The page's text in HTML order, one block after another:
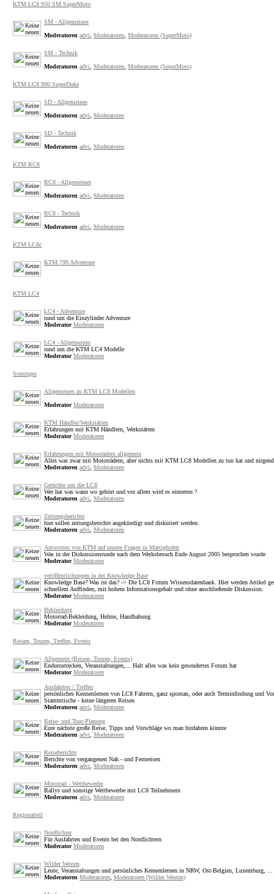
KTM LC8 950 SM SuperMoto
SM - Allgemeines
Moderatoren advi Moderatoren Moderatoren (SuperMoto)
SM - Technik
Moderatoren advi Moderatoren Moderatoren (SuperMoto)
KTM LC8 990 SuperDuke
SD - Allgemeines
Moderatoren advi Moderatoren
SD - Technik
Moderatoren advi Moderatoren
KTM RC8
RC8 - Allgemeines
Moderatoren advi Moderatoren
RC8 - Technik
Moderatoren advi Moderatoren
KTM LC8c
KTM 790 Adventure
KTM LC4
LC4 - Adventure
rund um die Einzylinder Adventure
Moderator Moderatoren
LC4 - Allgemeines
rund um die KTM LC4 Modelle
Moderator Moderatoren
Sonstiges
Allgemeines zu KTM LC8 Modellen
Moderator Moderatoren
KTM Händler/Werkstätten
Erfahrungen mit KTM Händlern, Werkstätten
Moderator Moderatoren
Erfahrungen mit Motorrädern allgemein
Alles was zwar mit Motorrädern, aber nichts mit KTM LC8 Modellen zu tun hat und
Moderatoren advi Moderatoren
Gerüchte um die LC8
Wer hat was wann wo gehört und vor allem wird es eintreten ?
Moderatoren advi Moderatoren
Zeitungsberichte
hier sollen zeitungsberichte angekündigt und diskutiert werden.
Moderatoren advi Moderatoren
Antworten von KTM auf unsere Fragen in Mattighofen
Was in der Diskussionsrunde nach dem Werksbesuch Ende August 2005 besprochen wurde
Moderator Moderatoren
veröffentlichungen in der Knowledge Base
Knowledge Base? Was ist das? -> Die LC8 Forum Wissensdatenbank. Hier werden Artikel
schnellem Auffinden, mit hohem Informationsgehalt und ohne anschließende Diskussion.
Moderator Moderatoren
Bekleidung
Motorrad-Bekleidung, Helme, Handhabung
Moderator Moderatoren
Reisen, Touren, Treffen, Events
Allgemein (Reisen, Touren, Events)
Endurostrecken, Veranstaltungen,... Halt alles was kein gesondertes Forum hat
Moderator Moderatoren
Ausfahrten / Treffen
persönliches Kennenlernen von LC8 Fahrern, ganz spontan, oder auch Terminfindung und
Stammtische - keine längeren Reisen
Moderatoren advi Moderatoren
Reise- und Tour-Planung
Eure nächste große Reise, Tipps und Vorschläge wo man hinfahren könnte
Moderatoren advi Moderatoren
Reiseberichte
Berichte von vergangenen Nah - und Fernreisen
Moderatoren advi Moderatoren
Motorrad - Wettbewerbe
Rallys und sonstige Wettbewerbe mit LC8 Teilnehmern
Moderatoren advi Moderatoren
Regionalteil
Nordlichter
Für Ausfahrten und Events bei den Nordlichtern
Moderator Moderatoren
Wilder Westen
Leute, Veranstaltungen und persönliches Kennenlernen in NRW, Ost-Belgien, Luxemburg, ...
Moderatoren Moderatoren Moderatoren (Wilder Westen)